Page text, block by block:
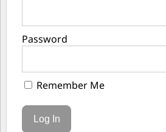
Password
Remember Me